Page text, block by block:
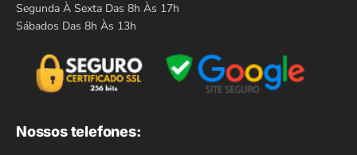
Segunda À Sexta Das 8h Às 17h
Sábados Das 8h Às 13h
Nossos telefones: